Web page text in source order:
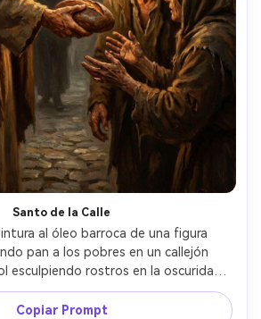
Santo de la Calle
al óleo barroca de una figura
pan a los pobres en un callejón
esculpiendo rostros en la oscuridad,
manos expresivas, texturas de tela
emocional, composición diagonal
Copiar Prompt